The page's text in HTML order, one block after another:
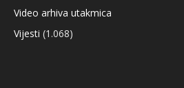
Video arhiva utakmica
Vijesti (1.068)